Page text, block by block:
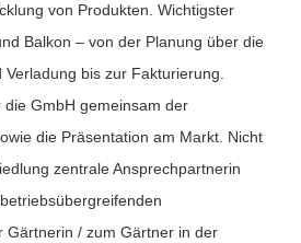
von Produkten. Wichtigster
Balkon – von der Planung über die
bis zur Fakturierung.
GmbH gemeinsam der
die Präsentation am Markt. Nicht
zentrale Ansprechpartnerin
Gärtnerin / zum Gärtner in der